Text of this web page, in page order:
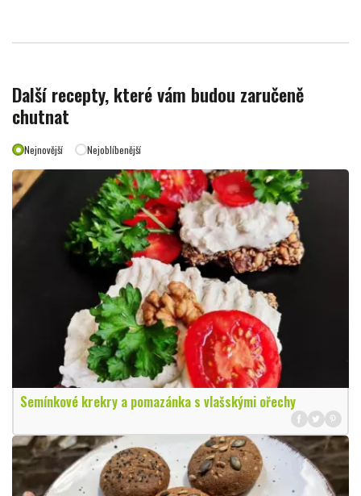
Další recepty, které vám budou zaručeně
chutnat
Nejnovější Nejoblíbenější
Semínkové krekry a pomazánka s vlašskými ořechy